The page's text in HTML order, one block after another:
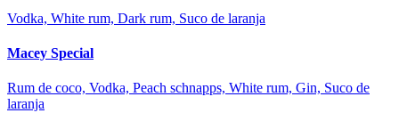
Vodka, White rum, Dark rum, Suco de laranja
Macey Special
Rum de coco, Vodka, Peach schnapps, White rum, Gin, Suco de
laranja